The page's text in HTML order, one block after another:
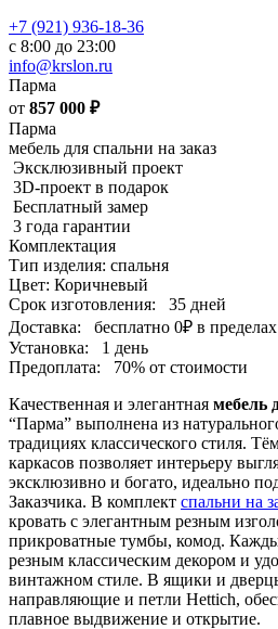
+7 (921) 936-18-36
с 8:00 до 23:00
info@krslon.ru
Парма
от 857 000 ₽
Парма
мебель для спальни на заказ
Эксклюзивный проект
3D-проект в подарок
Бесплатный замер
3 года гарантии
Комплектация
Тип изделия: спальня
Цвет: Коричневый
Срок изготовления:
35 дней
Доставка:
бесплатно 0₽ в
Установка:
1 день
Предоплата:
70% от стоимости
Качественная и элегантная мебель
“Парма” выполнена из
традициях классического стиля.
каркасов позволяет интерьеру
эксклюзивно и богато, идеально
Заказчика. В комплект спальни на
кровать с элегантным резным
прикроватные тумбы, комод.
резным классическим декором и
винтажном стиле. В ящики и
направляющие и петли Hettich,
плавное выдвижение и открытие.